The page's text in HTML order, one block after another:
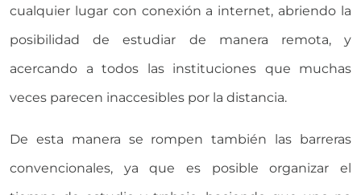
cualquier lugar con conexión a internet, abriendo la
posibilidad de estudiar de manera remota, y
acercando a todos las instituciones que muchas
veces parecen inaccesibles por la distancia.
De esta manera se rompen también las barreras
convencionales, ya que es posible organizar el